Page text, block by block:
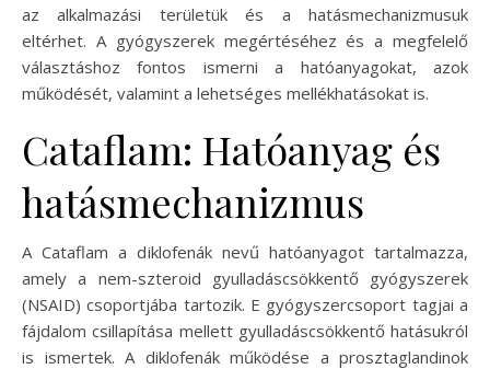
az alkalmazási területük és a hatásmechanizmusuk
eltérhet. A gyógyszerek megértéséhez és a megfelelő
választáshoz fontos ismerni a hatóanyagokat, azok
működését, valamint a lehetséges mellékhatásokat is.
Cataflam: Hatóanyag és
hatásmechanizmus
A Cataflam a diklofenák nevű hatóanyagot tartalmazza,
amely a nem-szteroid gyulladáscsökkentő gyógyszerek
(NSAID) csoportjába tartozik. E gyógyszercsoport tagjai a
fájdalom csillapítása mellett gyulladáscsökkentő hatásukról
is ismertek. A diklofenák működése a prosztaglandinok